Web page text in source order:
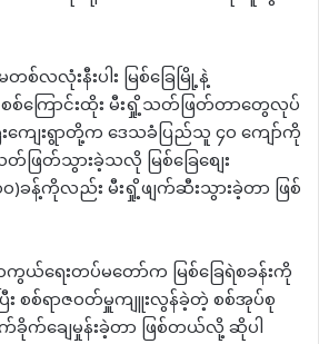
လလုံးနီးပါး မြစ်ခြေမြို့နဲ့
စ်ကြောင်းထိုး မီးရှို့သတ်ဖြတ်တာတွေလုပ်
ြီးကျေးရွာတို့က ဒေသခံပြည်သူ ၄၀ ကျော်ကို
တ်သွားခဲ့သလို မြစ်​ခြေ​စျေး
)ခန့်ကိုလည်း မီးရှို့ဖျက်ဆီးသွားခဲ့တာ ဖြစ်
ေးတပ်မတော်က မြစ်ခြေရဲစခန်းကို
စစ်ရာဇဝတ်မှူကျူးလွန်ခဲ့တဲ့ စစ်အုပ်စု
ချေမှုန်းခဲ့တာ ဖြစ်တယ်လို့ ဆိုပါ